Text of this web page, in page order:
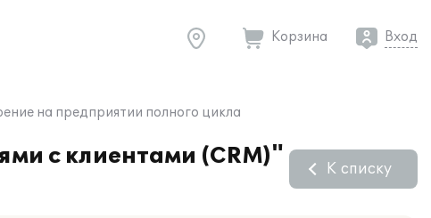
Корзина Вход
на предприятии полного цикла
с клиентами (CRM)"
К списку